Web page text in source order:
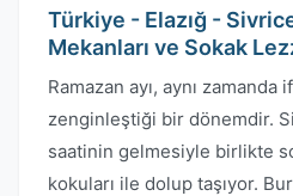
Türkiye - Elazığ -
Mekanları ve Sokak
Ramazan ayı, aynı zamanda
zenginleştiği bir dönemdir.
saatinin gelmesiyle birlikte
kokuları ile dolup taşıyor.